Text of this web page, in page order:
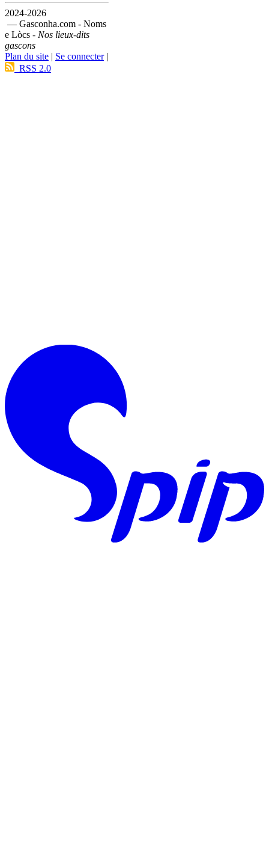
2024-2026
— Gasconha.com - Noms
e Lòcs - Nos lieux-dits
gascons
Plan du site | Se connecter|
RSS 2.0